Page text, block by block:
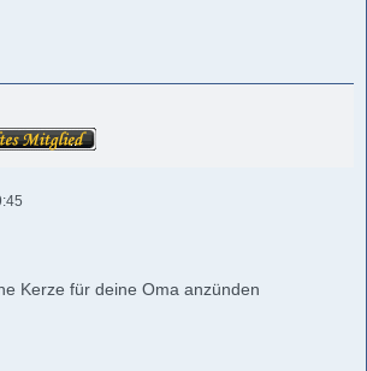
Kerze für deine Oma anzünden